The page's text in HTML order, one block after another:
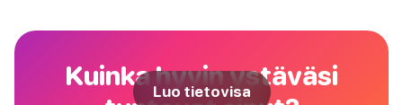
Kuinka hyvin ystäväsi
Luo tietovisa